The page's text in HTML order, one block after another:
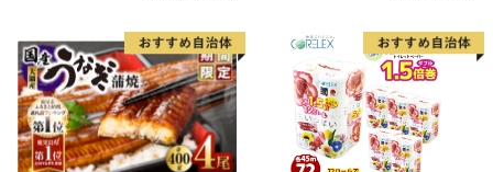
介
切り身 魚 わけあり